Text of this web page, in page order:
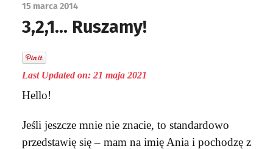
15 marca 2014
3,2,1… Ruszamy!
Last Updated on: 21 maja 2021
Hello!
Jeśli jeszcze mnie nie znacie, to standardowo
przedstawię się – mam na imię Ania i pochodzę z